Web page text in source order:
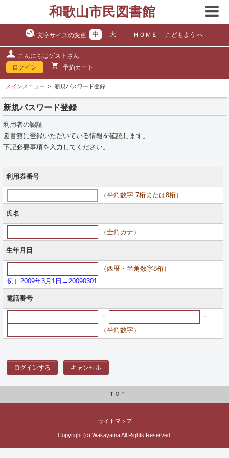
和歌山市民図書館
文字サイズの変更 中 大 ＨＯＭＥ こどもよう へ
こんにちはゲストさん
ログイン
予約カート
メインメニュー 新規パスワード登録
新規パスワード登録
利用者の認証
図書館に登録いただいている情報を確認します。
下記必要事項を入力してください。
利用券番号
（半角数字 7桁または8桁）
氏名
（全角カナ）
生年月日
（西暦・半角数字8桁）
例）2009年3月1日→20090301
電話番号
－
－
（半角数字）
ログインする キャンセル
ＴＯＰ
サイトマップ
Copyright (c) Wakayama All Rights Reserved.